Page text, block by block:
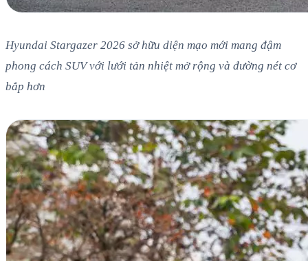
Hyundai Stargazer 2026 sở hữu diện mạo mới mang đậm
phong cách SUV với lưới tản nhiệt mở rộng và đường nét cơ
bắp hơn